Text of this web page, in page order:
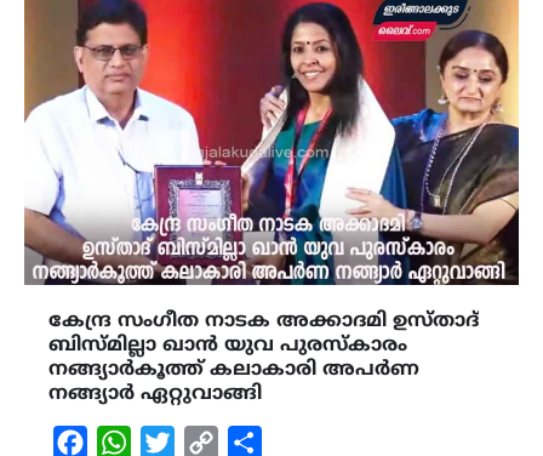
കേന്ദ്ര സംഗീത നാടക അക്കാദമി ഉസ്താദ്
ബിസ്മില്ലാ ഖാൻ യുവ പുരസ്‌കാരം
നങ്ങ്യാർകൂത്ത് കലാകാരി അപർണ
നങ്ങ്യാർ ഏറ്റുവാങ്ങി
FacebookWhatsAppTwitterCopy